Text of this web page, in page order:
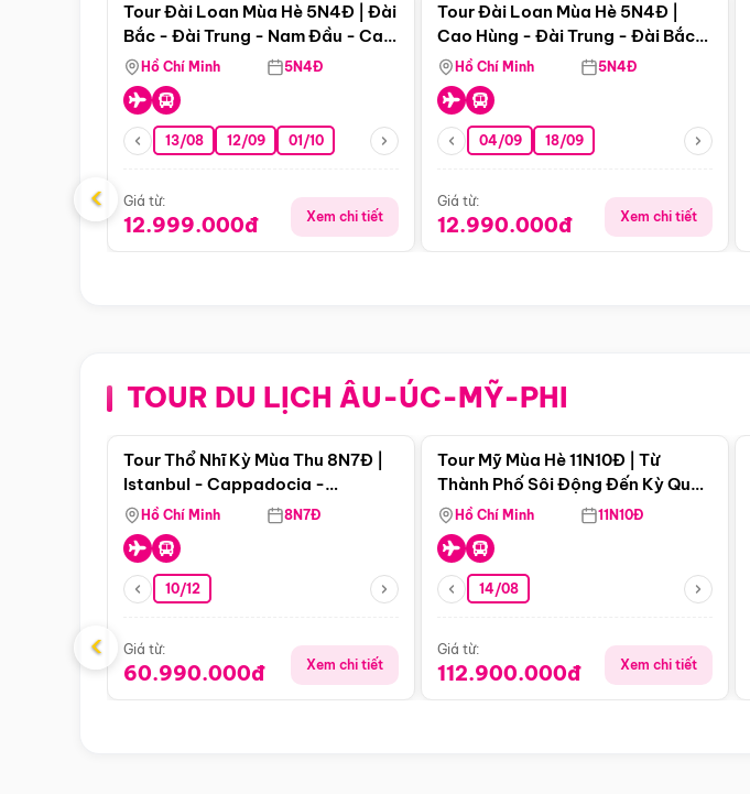
Tour Đài Loan Mùa Hè 5N4Đ | Đài
Bắc - Đài Trung - Nam Đầu - Cao
Hùng ( Bay Vn)
Hồ Chí Minh 5N4Đ
13/08 12/09 01/10
Giá từ:
12.999.000đ Xem chi tiết
Tour Đài Loan Mùa Hè 5N4Đ |
Cao Hùng - Đài Trung - Đài Bắc
(Bay Vj)
Hồ Chí Minh 5N4Đ
04/09 18/09
Giá từ:
12.990.000đ Xem chi tiết
‹
TOUR DU LỊCH ÂU-ÚC-MỸ-PHI
Điểm nổi bật
Tour Thổ Nhĩ Kỳ Mùa Thu 8N7Đ |
Istanbul - Cappadocia -
Pamukkale
Hồ Chí Minh 8N7Đ
10/12
Giá từ:
60.990.000đ Xem chi tiết
Tour Mỹ Mùa Hè 11N10Đ | Từ
Thành Phố Sôi Động Đến Kỳ Quan
Thiên Nhiên Mỹ
Hồ Chí Minh 11N10Đ
14/08
Giá từ:
112.900.000đ Xem chi tiết
‹